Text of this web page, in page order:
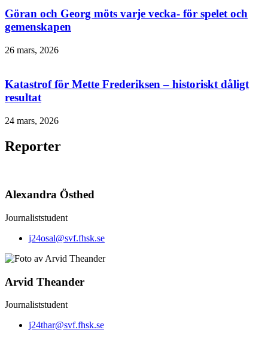
Göran och Georg möts varje vecka- för spelet och
gemenskapen
26 mars, 2026
Katastrof för Mette Frederiksen – historiskt dåligt
resultat​
24 mars, 2026
Reporter
Alexandra Östhed
Journaliststudent
j24osal@svf.fhsk.se
Arvid Theander
Journaliststudent
j24thar@svf.fhsk.se